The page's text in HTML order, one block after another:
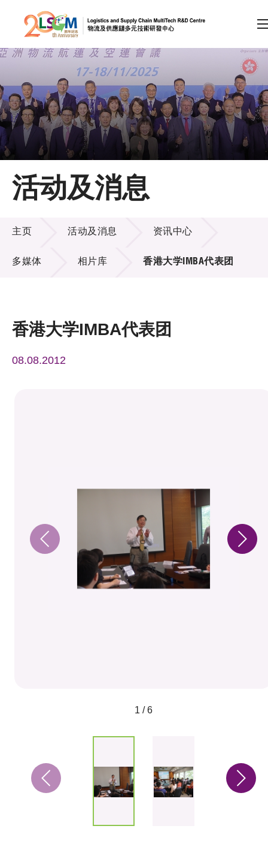
跳到内容（按回车键）
会员登录
A A EN 繁 简
主页
关于LSCM
技术商品化
项目及资助计划
活动及消息
活动及消息
活动及消息
主页 活动及消息 资讯中心
多媒体 相片库 香港大学IMBA代表团
香港大学IMBA代表团
08.08.2012
1 / 6